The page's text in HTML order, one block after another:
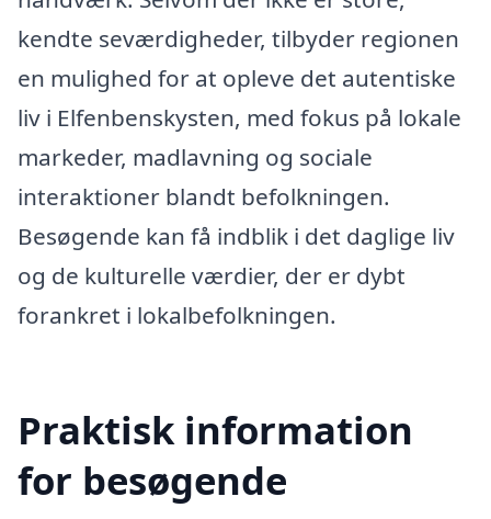
kendte seværdigheder, tilbyder regionen
en mulighed for at opleve det autentiske
liv i Elfenbenskysten, med fokus på lokale
markeder, madlavning og sociale
interaktioner blandt befolkningen.
Besøgende kan få indblik i det daglige liv
og de kulturelle værdier, der er dybt
forankret i lokalbefolkningen.
Praktisk information
for besøgende